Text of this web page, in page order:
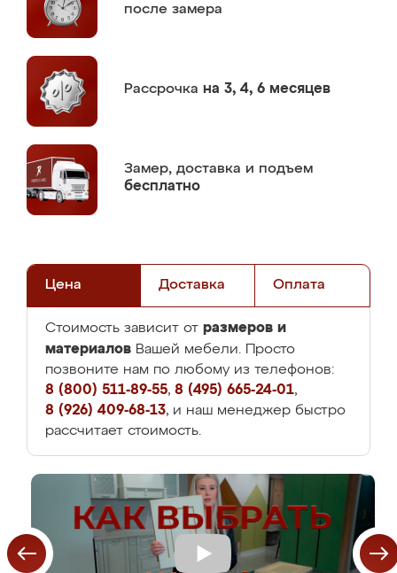
после замера
Рассрочка на 3, 4, 6 месяцев
Замер, доставка и подъем
бесплатно
Цена Доставка Оплата
Стоимость зависит от размеров и
материалов Вашей мебели. Просто
позвоните нам по любому из телефонов:
8 (800) 511-89-55, 8 (495) 665-24-01,
8 (926) 409-68-13, и наш менеджер быстро
рассчитает стоимость.